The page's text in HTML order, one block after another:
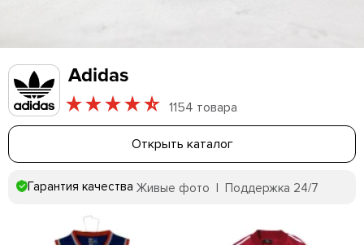
Adidas
1154 товара
Открыть каталог
Гарантия качества Живые фото | Поддержка 24/7